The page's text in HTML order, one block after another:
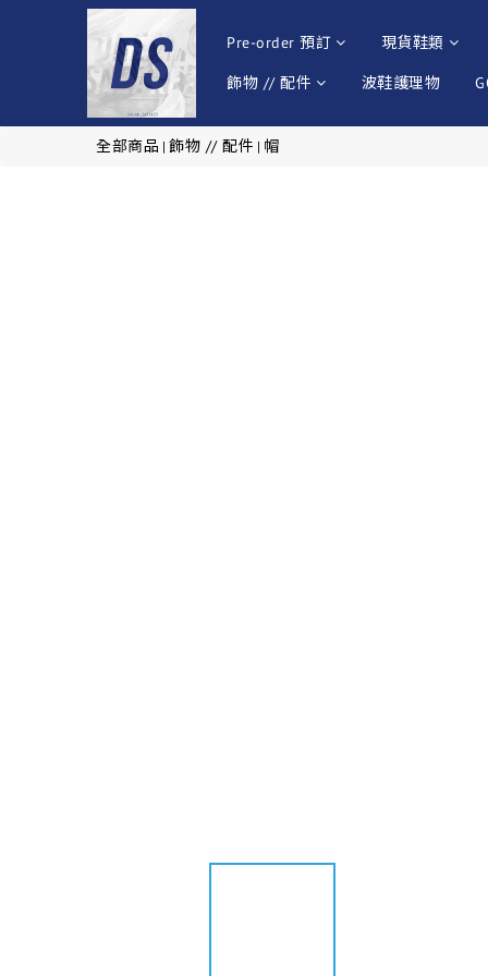
Pre-order 預訂 現貨鞋類
飾物 // 配件 波鞋護理物
全部商品 | 飾物 // 配件 | 帽